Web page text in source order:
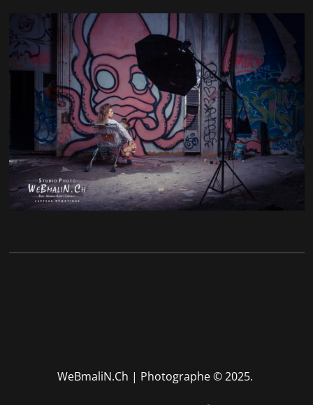
WeBmaliN.Ch | Photographe© 2025.